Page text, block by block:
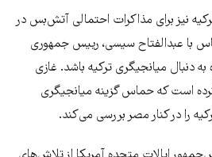
نیز برای مذاکرات احتمالی آتش‌بس در
با عبدالفتاح سیسی، رییس جمهوری
دنبال میانجیگری ترکیه باشد. غازی
است که حماس گزینه میانجیگری
را در کنار مصر بررسی می‌کند.